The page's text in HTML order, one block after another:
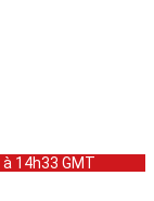
14h33 GMT